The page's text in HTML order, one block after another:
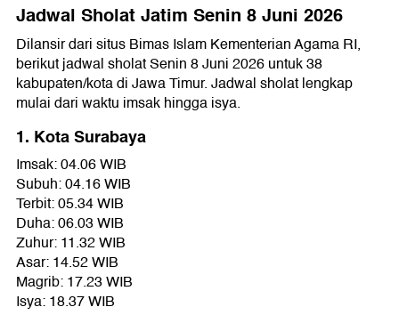
Jadwal Sholat Jatim Senin 8 Juni 2026
Dilansir dari situs Bimas Islam Kementerian Agama RI,
berikut jadwal sholat Senin 8 Juni 2026 untuk 38
kabupaten/kota di Jawa Timur. Jadwal sholat lengkap
mulai dari waktu imsak hingga isya.
1. Kota Surabaya
Imsak: 04.06 WIB
Subuh: 04.16 WIB
Terbit: 05.34 WIB
Duha: 06.03 WIB
Zuhur: 11.32 WIB
Asar: 14.52 WIB
Magrib: 17.23 WIB
Isya: 18.37 WIB